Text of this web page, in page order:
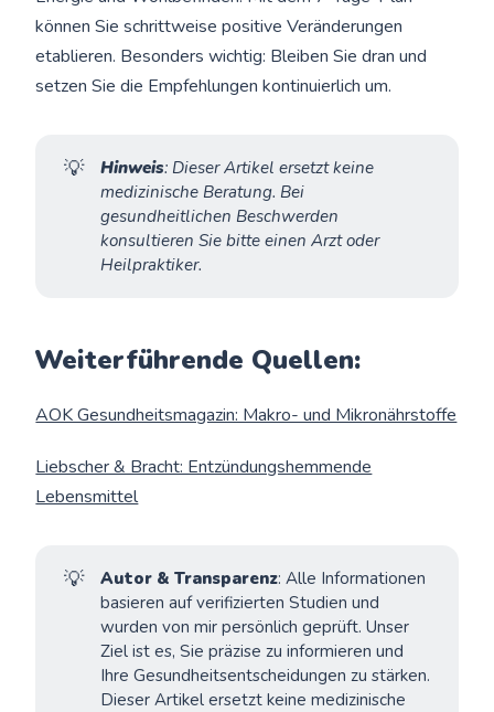
können Sie schrittweise positive Veränderungen
etablieren. Besonders wichtig: Bleiben Sie dran und
setzen Sie die Empfehlungen kontinuierlich um.
💡 Hinweis: Dieser Artikel ersetzt keine
medizinische Beratung. Bei
gesundheitlichen Beschwerden
konsultieren Sie bitte einen Arzt oder
Heilpraktiker.
Weiterführende Quellen:
AOK Gesundheitsmagazin: Makro- und Mikronährstoffe
Liebscher & Bracht: Entzündungshemmende
Lebensmittel
💡 Autor & Transparenz: Alle Informationen
basieren auf verifizierten Studien und
wurden von mir persönlich geprüft. Unser
Ziel ist es, Sie präzise zu informieren und
Ihre Gesundheitsentscheidungen zu stärken.
Dieser Artikel ersetzt keine medizinische